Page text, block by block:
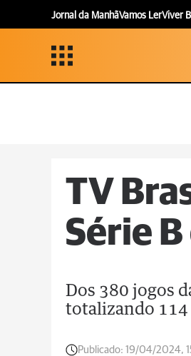
Jornal da ManhãVamos LerViver
TV
Série
Dos 380 jogos
totalizando
Publicado: 19/04/2024,